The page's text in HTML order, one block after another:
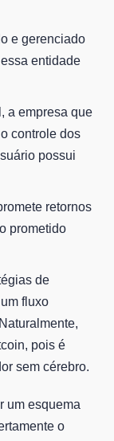
e gerenciado
entidade
a empresa que
controle dos
possui
retornos
prometido
de
fluxo
pois é
sem cérebro.
um esquema
o